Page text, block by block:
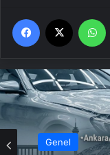
Facebook
Genel